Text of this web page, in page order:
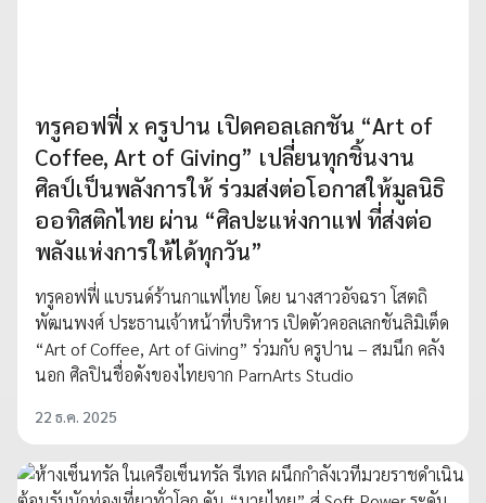
ทรูคอฟฟี่ x ครูปาน เปิดคอลเลกชัน “Art of
Coffee, Art of Giving” เปลี่ยนทุกชิ้นงาน
ศิลป์เป็นพลังการให้ ร่วมส่งต่อโอกาสให้มูลนิธิ
ออทิสติกไทย ผ่าน “ศิลปะแห่งกาแฟ ที่ส่งต่อ
พลังแห่งการให้ได้ทุกวัน”
ทรูคอฟฟี่ แบรนด์ร้านกาแฟไทย โดย นางสาวอัจฉรา โสตถิ
พัฒนพงศ์ ประธานเจ้าหน้าที่บริหาร เปิดตัวคอลเลกชันลิมิเต็ด
“Art of Coffee, Art of Giving” ร่วมกับ ครูปาน – สมนึก คลัง
นอก ศิลปินชื่อดังของไทยจาก ParnArts Studio
22 ธ.ค. 2025